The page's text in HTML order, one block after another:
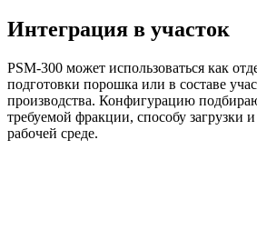
Интеграция в участок
PSM-300 может использоваться как
подготовки порошка или в составе
производства. Конфигурацию
требуемой фракции, способу загрузки
рабочей среде.